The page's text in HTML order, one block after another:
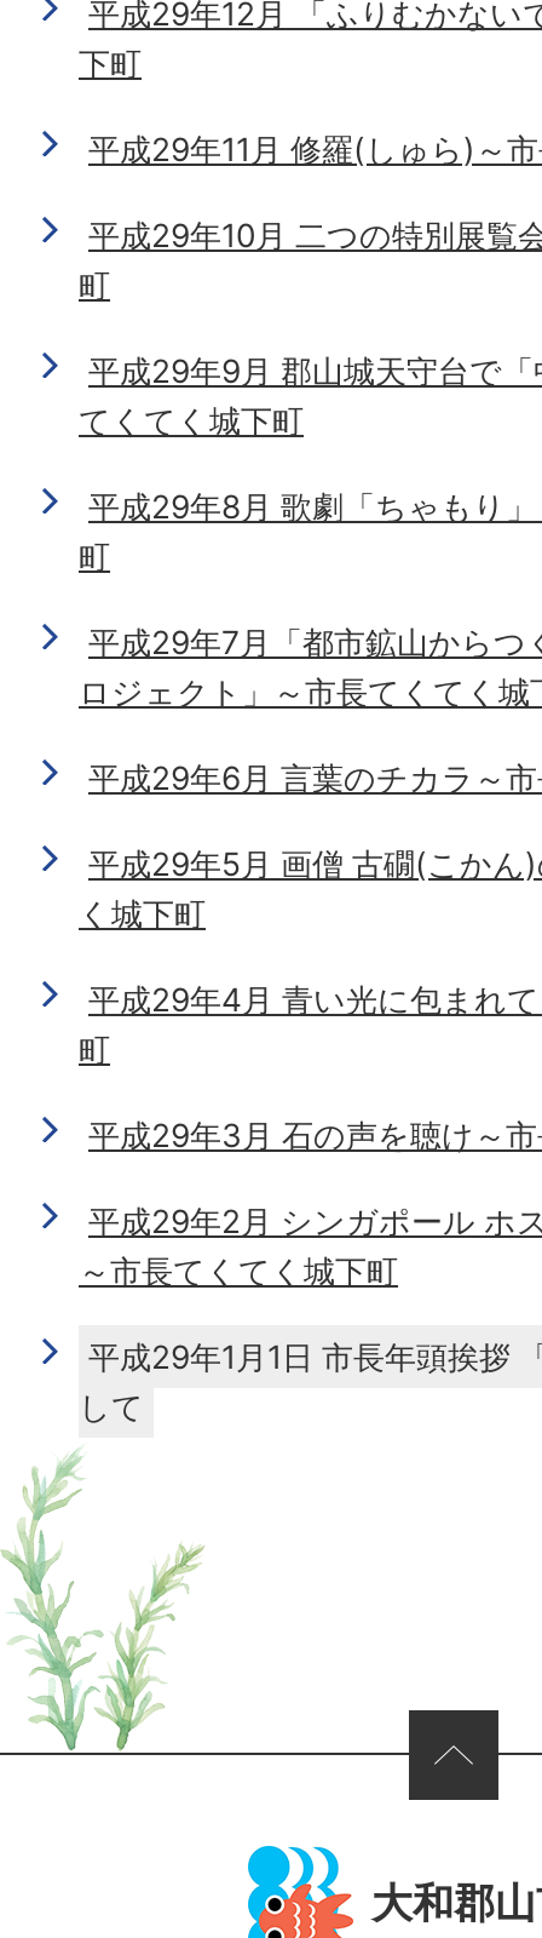
平成29年12月 「ふりむかない
下町
平成29年11月 修羅(しゅら)～
平成29年10月 二つの特別展覧
町
平成29年9月 郡山城天守台で
てくてく城下町
平成29年8月 歌劇「ちゃもり
町
平成29年7月「都市鉱山から
ロジェクト」～市長てくてく城
平成29年6月 言葉のチカラ～
平成29年5月 画僧 古礀(こかん
く城下町
平成29年4月 青い光に包まれ
町
平成29年3月 石の声を聴け～
平成29年2月 シンガポール ホ
～市長てくてく城下町
平成29年1月1日 市長年頭挨拶
して
ページの先頭へ
大和郡